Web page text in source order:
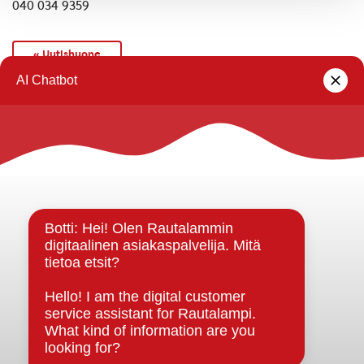
040 034 9359
« Uutishuone
Rautalammin kunta
Strategiat, ohjelmat, ohjeet, suunnitelmat, säännöt ja
sopimukset
Asiakirjajulkisuuskuvaus
Evästeet
Saavutettavuusseloste
Tietosuoja